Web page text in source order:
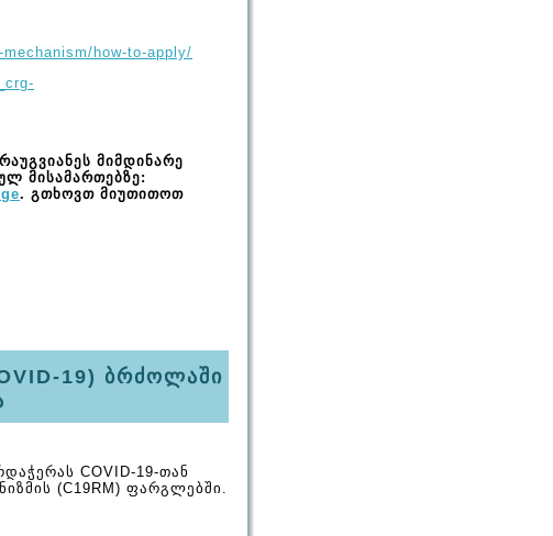
how-to-apply/
მიმდინარე
მისამართებზე:
. გთხოვთ მიუთითოთ
19) ბრძოლაში
COVID-19-თან
(C19RM) ფარგლებში.